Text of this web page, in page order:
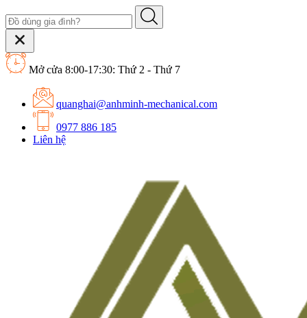
Mở cửa 8:00-17:30: Thứ 2 - Thứ 7
quanghai@anhminh-mechanical.com
0977 886 185
Liên hệ